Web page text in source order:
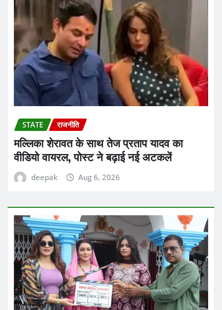
STATE राजनीति
मल्लिका शेरावत के साथ तेज प्रताप यादव का
वीडियो वायरल, पोस्ट ने बढ़ाई नई अटकलें
deepak Aug 6, 2026